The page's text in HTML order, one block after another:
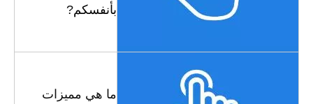
بأنفسكم?
ما هي مميزات